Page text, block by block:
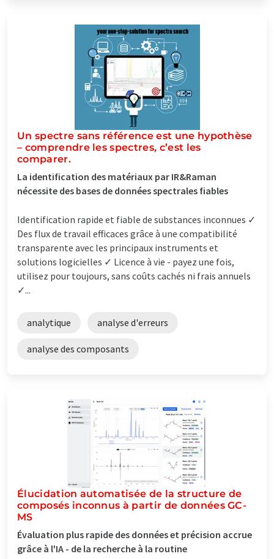
Un spectre sans référence est une hypothèse
– comprendre les spectres, c’est les
comparer.
La identification des matériaux par IR&Raman
nécessite des bases de données spectrales fiables
Identification rapide et fiable de substances inconnues ✓
Des flux de travail efficaces grâce à une compatibilité
transparente avec les principaux instruments et
solutions logicielles ✓ Licence à vie - payez une fois,
utilisez pour toujours, sans coûts cachés ni frais annuels
✓...
analytique analyse d'erreurs
analyse des composants
Élucidation automatisée de la structure de
composés inconnus à partir de données GC-
MS
Évaluation plus rapide des données et précision accrue
grâce à l'IA - de la recherche à la routine